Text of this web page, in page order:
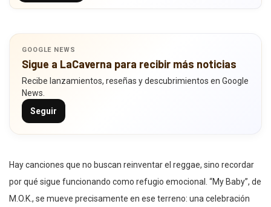
GOOGLE NEWS
Sigue a LaCaverna para recibir más noticias
Recibe lanzamientos, reseñas y descubrimientos en Google
News.
Seguir
Hay canciones que no buscan reinventar el reggae, sino recordar
por qué sigue funcionando como refugio emocional. “My Baby”, de
M.O.K., se mueve precisamente en ese terreno: una celebración